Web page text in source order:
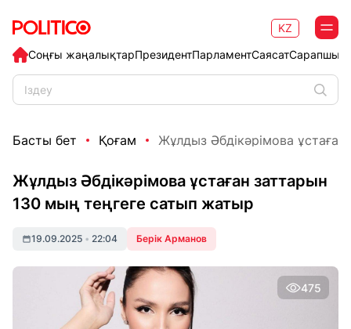
Соңғы жаңалықтарПрезидентПарламентСаясат
KZ
Басты бет Қоғам Жұлдыз Әбдікәрімова
Жұлдыз Әбдікәрімова ұстаған заттарын
130 мың теңгеге сатып жатыр
19.09.2025 • 22:04 Берік Арманов
475